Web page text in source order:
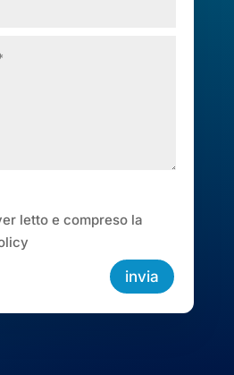
letto e compreso la
invia